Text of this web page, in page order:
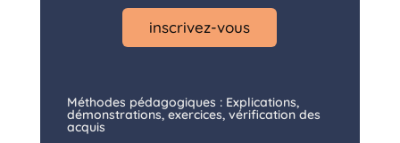
inscrivez-vous
Méthodes pédagogiques : Explications,
démonstrations, exercices, vérification des
acquis